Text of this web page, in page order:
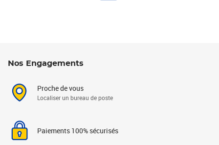
Nos Engagements
Proche de vous
Localiser un bureau de poste
Paiements 100% sécurisés